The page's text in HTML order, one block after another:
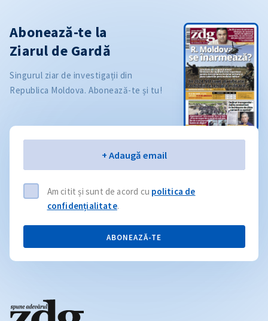
Abonează-te la
Ziarul de Gardă
Singurul ziar de investigații din
Republica Moldova. Abonează-te și tu!
+ Adaugă email
Am citit și sunt de acord cu politica de
confidențialitate.
ABONEAZĂ-TE